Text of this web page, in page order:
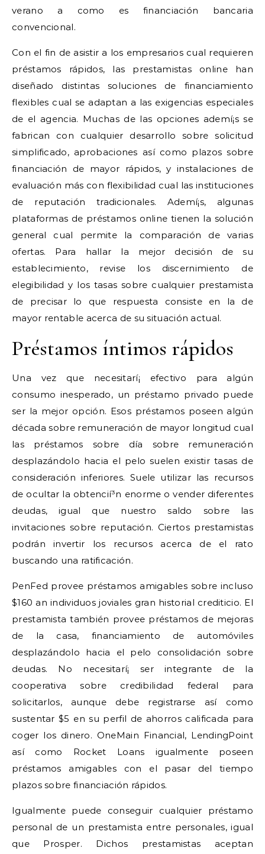
verano a como es financiación bancaria
convencional.
Con el fin de asistir a los empresarios cual requieren
préstamos rápidos, las prestamistas online han
diseñado distintas soluciones de financiamiento
flexibles cual se adaptan a las exigencias especiales
de el agencia. Muchas de las opciones ademí¡s se
fabrican con cualquier desarrollo sobre solicitud
simplificado, aprobaciones así­ como plazos sobre
financiación de mayor rápidos, y instalaciones de
evaluación más con flexibilidad cual las instituciones
de reputación tradicionales. Ademí¡s, algunas
plataformas de préstamos online tienen la solución
general cual permite la comparación de varias
ofertas. Para hallar la mejor decisión de su
establecimiento, revise los discernimiento de
elegibilidad y los tasas sobre cualquier prestamista
de precisar lo que respuesta consiste en la de
mayor rentable acerca de su situación actual.
Préstamos íntimos rápidos
Una vez que necesitarí¡ efectivo para algún
consumo inesperado, un préstamo privado puede
ser la mejor opción. Esos préstamos poseen algún
década sobre remuneración de mayor longitud cual
las préstamos sobre día sobre remuneración
desplazándolo hacia el pelo suelen existir tasas de
consideración inferiores. Suele utilizar las recursos
de ocultar la obtencií³n enorme o vender diferentes
deudas, igual que nuestro saldo sobre las
invitaciones sobre reputación. Ciertos prestamistas
podrán invertir los recursos acerca de el rato
buscando una ratificación.
PenFed provee préstamos amigables sobre incluso
$160 an individuos joviales gran historial crediticio. El
prestamista también provee préstamos de mejoras
de la casa, financiamiento de automóviles
desplazándolo hacia el pelo consolidación sobre
deudas. No necesitarí¡ ser integrante de la
cooperativa sobre credibilidad federal para
solicitarlos, aunque debe registrarse así­ como
sustentar $5 en su perfil de ahorros calificada para
coger los dinero. OneMain Financial, LendingPoint
así­ como Rocket Loans igualmente poseen
préstamos amigables con el pasar del tiempo
plazos sobre financiación rápidos.
Igualmente puede conseguir cualquier préstamo
personal de un prestamista entre personales, igual
que Prosper. Dichos prestamistas aceptan